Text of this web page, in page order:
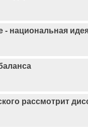
- национальная
рассмотрит